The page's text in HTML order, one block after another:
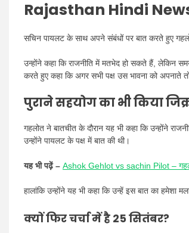
Rajasthan Hindi
सचिन पायलट के साथ अपने संबंधों पर बात करते हुए
उन्होंने कहा कि राजनीति में मतभेद हो सकते हैं, लेकिन
करते हुए कहा कि अगर सभी पक्ष उस भावना को अपनाते
पुराने सहयोग का भी किया
गहलोत ने बातचीत के दौरान यह भी कहा कि उन्होंने
उन्होंने पायलट के पक्ष में बात की थी।
यह भी पढ़ें – Ashok Gehlot vs sachin Pilot –
हालांकि उन्होंने यह भी कहा कि उन्हें इस बात का हमेशा
क्यों फिर चर्चा में है 25 सितंबर?